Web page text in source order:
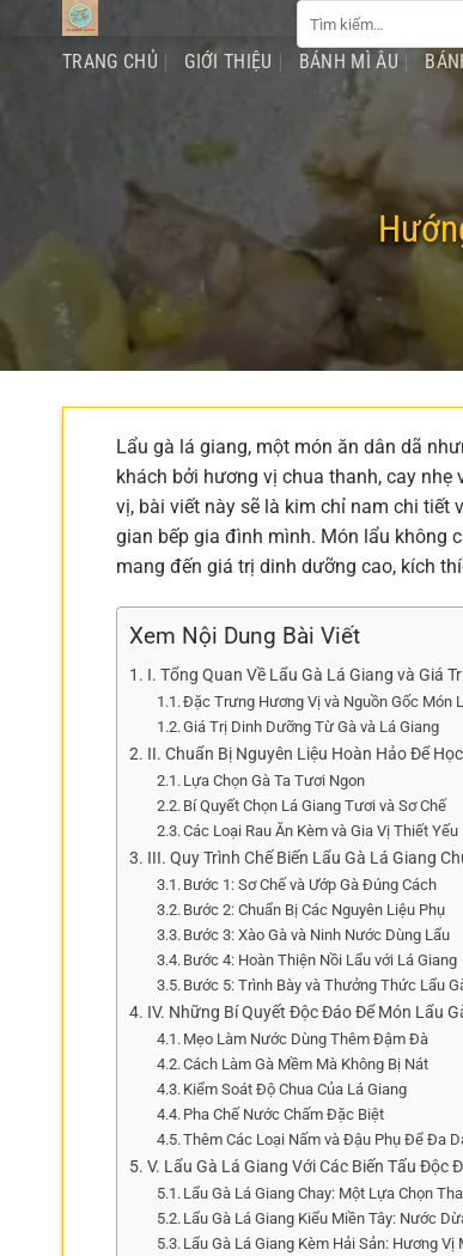
kiếm:
TRANG CHỦ GIỚI THIỆU BÁNH MÌ ÂU
Lẩu gà lá giang, một món ăn dân dã
khách bởi hương vị chua thanh, cay
vị, bài viết này sẽ là kim chỉ nam chi tiết
gian bếp gia đình mình. Món lẩu không
mang đến giá trị dinh dưỡng cao, kích
Xem Nội Dung Bài Viết
I. Tổng Quan Về Lẩu Gà Lá Giang và Giá
Đặc Trưng Hương Vị và Nguồn Gốc Món
Giá Trị Dinh Dưỡng Từ Gà và Lá Giang
II. Chuẩn Bị Nguyên Liệu Hoàn Hảo Để
Lựa Chọn Gà Ta Tươi Ngon
Bí Quyết Chọn Lá Giang Tươi và Sơ Chế
Các Loại Rau Ăn Kèm và Gia Vị Thiết Yếu
III. Quy Trình Chế Biến Lẩu Gà Lá Giang
Bước 1: Sơ Chế và Ướp Gà Đúng Cách
Bước 2: Chuẩn Bị Các Nguyên Liệu Phụ
Bước 3: Xào Gà và Ninh Nước Dùng Lẩu
Bước 4: Hoàn Thiện Nồi Lẩu với Lá Giang
Bước 5: Trình Bày và Thưởng Thức Lẩu
IV. Những Bí Quyết Độc Đáo Để Món Lẩu
Mẹo Làm Nước Dùng Thêm Đậm Đà
Cách Làm Gà Mềm Mà Không Bị Nát
Kiểm Soát Độ Chua Của Lá Giang
Pha Chế Nước Chấm Đặc Biệt
Thêm Các Loại Nấm và Đậu Phụ Để Đa
V. Lẩu Gà Lá Giang Với Các Biến Tấu Độc
Lẩu Gà Lá Giang Chay: Một Lựa Chọn
Lẩu Gà Lá Giang Kiểu Miền Tây: Nước
Lẩu Gà Lá Giang Kèm Hải Sản: Hương Vị